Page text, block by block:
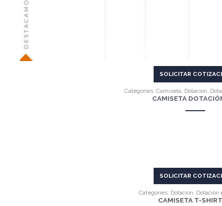
SOLICITAR
Categories: Camiseta, Dotacion,
CAMISETA
SOLICITAR
Categories: Dotacion, Dotación
CAMISETA T-